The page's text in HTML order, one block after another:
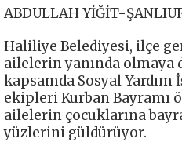
ABDULLAH YİĞİT-
Haliliye Belediyesi, ilçe
ailelerin yanında olmaya
kapsamda Sosyal
ekipleri Kurban Bayramı
ailelerin çocuklarına
yüzlerini güldürüyor.